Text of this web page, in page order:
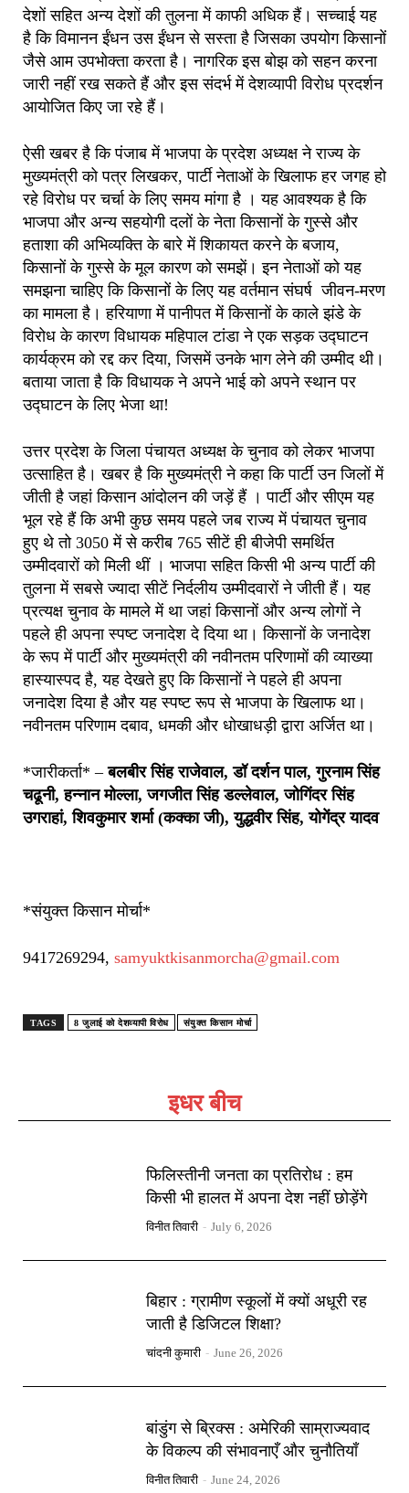
इधर बीच
फिलिस्तीनी जनता का प्रतिरोध : हम
किसी भी हालत में अपना देश नहीं छोड़ेंगे
विनीत तिवारी - July 6, 2026
बिहार : ग्रामीण स्कूलों में क्यों अधूरी रह
जाती है डिजिटल शिक्षा?
चांदनी कुमारी - June 26, 2026
बांडुंग से ब्रिक्स : अमेरिकी साम्राज्यवाद
के विकल्प की संभावनाएँ और चुनौतियाँ
विनीत तिवारी - June 24, 2026
देशों सहित अन्य देशों की तुलना में काफी अधिक हैं। सच्चाई यह
है कि विमानन ईंधन उस ईंधन से सस्ता है जिसका उपयोग किसानों
जैसे आम उपभोक्ता करता है। नागरिक इस बोझ को सहन करना
जारी नहीं रख सकते हैं और इस संदर्भ में देशव्यापी विरोध प्रदर्शन
आयोजित किए जा रहे हैं।
ऐसी खबर है कि पंजाब में भाजपा के प्रदेश अध्यक्ष ने राज्य के
मुख्यमंत्री को पत्र लिखकर, पार्टी नेताओं के खिलाफ हर जगह हो
रहे विरोध पर चर्चा के लिए समय मांगा है । यह आवश्यक है कि
भाजपा और अन्य सहयोगी दलों के नेता किसानों के गुस्से और
हताशा की अभिव्यक्ति के बारे में शिकायत करने के बजाय,
किसानों के गुस्से के मूल कारण को समझें। इन नेताओं को यह
समझना चाहिए कि किसानों के लिए यह वर्तमान संघर्ष जीवन-मरण
का मामला है। हरियाणा में पानीपत में किसानों के काले झंडे के
विरोध के कारण विधायक महिपाल टांडा ने एक सड़क उद्घाटन
कार्यक्रम को रद्द कर दिया, जिसमें उनके भाग लेने की उम्मीद थी।
बताया जाता है कि विधायक ने अपने भाई को अपने स्थान पर
उद्घाटन के लिए भेजा था!
उत्तर प्रदेश के जिला पंचायत अध्यक्ष के चुनाव को लेकर भाजपा
उत्साहित है। खबर है कि मुख्यमंत्री ने कहा कि पार्टी उन जिलों में
जीती है जहां किसान आंदोलन की जड़ें हैं । पार्टी और सीएम यह
भूल रहे हैं कि अभी कुछ समय पहले जब राज्य में पंचायत चुनाव
हुए थे तो 3050 में से करीब 765 सीटें ही बीजेपी समर्थित
उम्मीदवारों को मिली थीं । भाजपा सहित किसी भी अन्य पार्टी की
तुलना में सबसे ज्यादा सीटें निर्दलीय उम्मीदवारों ने जीती हैं। यह
प्रत्यक्ष चुनाव के मामले में था जहां किसानों और अन्य लोगों ने
पहले ही अपना स्पष्ट जनादेश दे दिया था। किसानों के जनादेश
के रूप में पार्टी और मुख्यमंत्री की नवीनतम परिणामों की व्याख्या
हास्यास्पद है, यह देखते हुए कि किसानों ने पहले ही अपना
जनादेश दिया है और यह स्पष्ट रूप से भाजपा के खिलाफ था।
नवीनतम परिणाम दबाव, धमकी और धोखाधड़ी द्वारा अर्जित था।
*जारीकर्ता* –बलबीर सिंह राजेवाल,डॉ दर्शन पाल,गुरनाम सिंह
चढूनी,हन्नान मोल्ला,जगजीत सिंह डल्लेवाल,जोगिंदर सिंह
उगराहां,शिवकुमार शर्मा (कक्का जी),युद्धवीर सिंह,योगेंद्र यादव
*संयुक्त किसान मोर्चा*
9417269294, samyuktkisanmorcha@gmail.com
TAGS 8 जुलाई को देशव्यापी विरोध संयुक्त किसान मोर्चा